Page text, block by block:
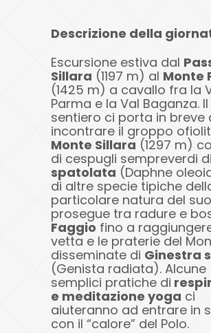
Descrizione della
Escursione estiva dal
Sillara (1197 m) al Monte
(1425 m) a cavallo fra la
Parma e la Val Baganza. Il
sentiero ci porta in breve
incontrare il groppo
Monte Sillara (1297 m)
di cespugli sempreverdi di
spatolata (Daphne
di altre specie tipiche
particolare natura del
prosegue tra radure e
Faggio fino a
vetta e le praterie del
disseminate di Ginestra
(Genista radiata). Alcune
semplici pratiche di
e meditazione yoga ci
aiuteranno ad entrare in
con il “calore” del Polo.